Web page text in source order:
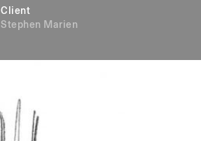
Client
Stephen Marien